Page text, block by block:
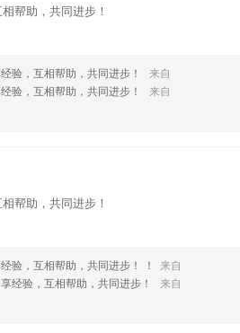
帮助，共同进步！
验，互相帮助，共同进步！
来自
验，互相帮助，共同进步！
来自
帮助，共同进步！
验，互相帮助，共同进步！ ！
来自
经验，互相帮助，共同进步！
来自